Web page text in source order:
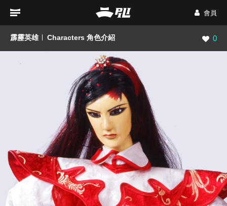
會員
霹靂英雄 Characters 角色介紹 瀏覽
0